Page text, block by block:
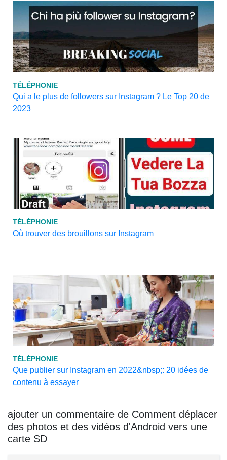
TÉLÉPHONIE
Qui a le plus de followers sur Instagram ? Le Top 20 de
2023
TÉLÉPHONIE
Où trouver des brouillons sur Instagram
TÉLÉPHONIE
Que publier sur Instagram en 2022&nbsp;: 20 idées de
contenu à essayer
ajouter un commentaire de Comment déplacer
des photos et des vidéos d'Android vers une
carte SD